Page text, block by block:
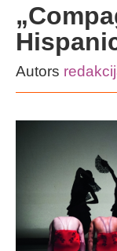
Autors